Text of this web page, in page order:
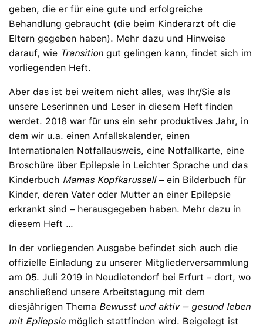
geben, die er für eine gute und erfolgreiche
Behandlung gebraucht (die beim Kinderarzt oft die
Eltern gegeben haben). Mehr dazu und Hinweise
darauf, wie Transition gut gelingen kann, findet sich im
vorliegenden Heft.
Aber das ist bei weitem nicht alles, was Ihr/Sie als
unsere Leserinnen und Leser in diesem Heft finden
werdet. 2018 war für uns ein sehr produktives Jahr, in
dem wir u.a. einen Anfallskalender, einen
Internationalen Notfallausweis, eine Notfallkarte, eine
Broschüre über Epilepsie in Leichter Sprache und das
Kinderbuch Mamas Kopfkarussell – ein Bilderbuch für
Kinder, deren Vater oder Mutter an einer Epilepsie
erkrankt sind – herausgegeben haben. Mehr dazu in
diesem Heft …
In der vorliegenden Ausgabe befindet sich auch die
offizielle Einladung zu unserer Mitgliederversammlung
am 05. Juli 2019 in Neudietendorf bei Erfurt – dort, wo
anschließend unsere Arbeitstagung mit dem
diesjährigen Thema Bewusst und aktiv – gesund leben
mit Epilepsie möglich stattfinden wird. Beigelegt ist